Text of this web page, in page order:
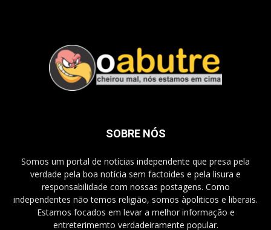
SOBRE NÓS
Somos um portal de notícias independente que presa pela
verdade pela boa notícia sem factoides e pela lisura e
responsabilidade com nossas postagens. Como
independentes não temos religião, somos àpoliticos e liberais.
Estamos focados em levar a melhor informação e
entreterimemto verdadeiramente popular.